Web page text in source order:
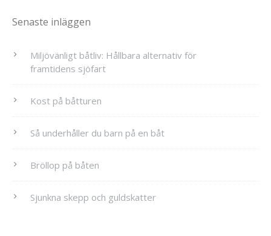
Senaste inläggen
Miljövänligt båtliv: Hållbara alternativ för
framtidens sjöfart
Kost på båtturen
Så underhåller du barn på en båt
Bröllop på båten
Sjunkna skepp och guldskatter